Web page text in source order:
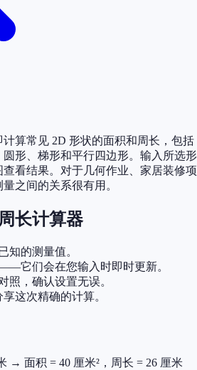
算常见 2D 形状的面积和周长，包括
形、梯形和平行四边形。输入所选形
看结果。对于几何作业、家居装修项
之间的关系很有用。
长计算器
知的测量值。
它们会在您输入时即时更新。
照，确认设置无误。
这次精确的计算。
→ 面积 = 40 厘米²，周长 = 26 厘米